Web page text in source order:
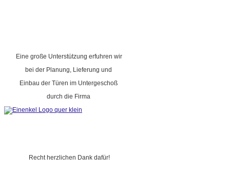
Eine große Unterstützung erfuhren wir
bei der Planung, Lieferung und
Einbau der Türen im Untergeschoß
durch die Firma
Recht herzlichen Dank dafür!